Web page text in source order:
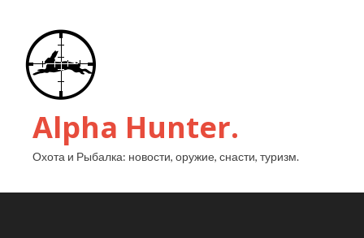
Alpha Hunter.
Охота и Рыбалка: новости, оружие, снасти, туризм.